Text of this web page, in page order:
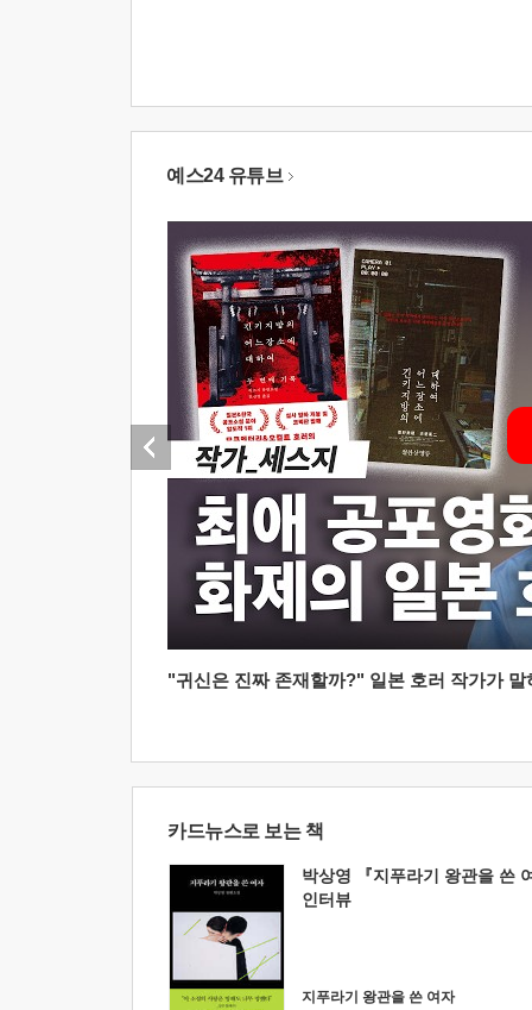
예스24 유튜브
"귀신은 진짜 존재할까?" 일본 호러 작가가
카드뉴스로 보는 책
박상영 『지푸라기 왕관을 쓴
인터뷰
지푸라기 왕관을 쓴 여자